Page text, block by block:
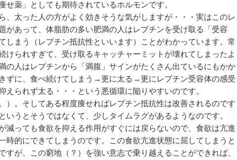
せ薬」としても期待されているホルモンです。
、太った人の方がよく効きそうな気がしますが・・・実はこのレ
があって、体脂肪の多い肥満の人はレプチンを受け取る「受容
しまう（レプチン抵抗性といいます）ことがわかっています。常
けられすぎて、受け取るキャッチャーミットが壊れてしまったよ
の人はレプチンから「満腹」サインがたくさん出ているにもかか
ずに、食べ続けてしまう→更に太る→更にレプチン受容体の感受
られず太る・・・という悪循環に陥りやすいのです。
）。そしてある程度痩せればレプチン抵抗性は改善されるのです
いうとそうではなくて、少しタイムラグがあるようなのです。
減っても食欲を抑える作用がすぐには戻らないので、食欲は亢進
時的にできてしまうのです。この食欲亢進状態に屈してしまうと
すが、この窮地（？）を強い意志で乗り越えることができれば、